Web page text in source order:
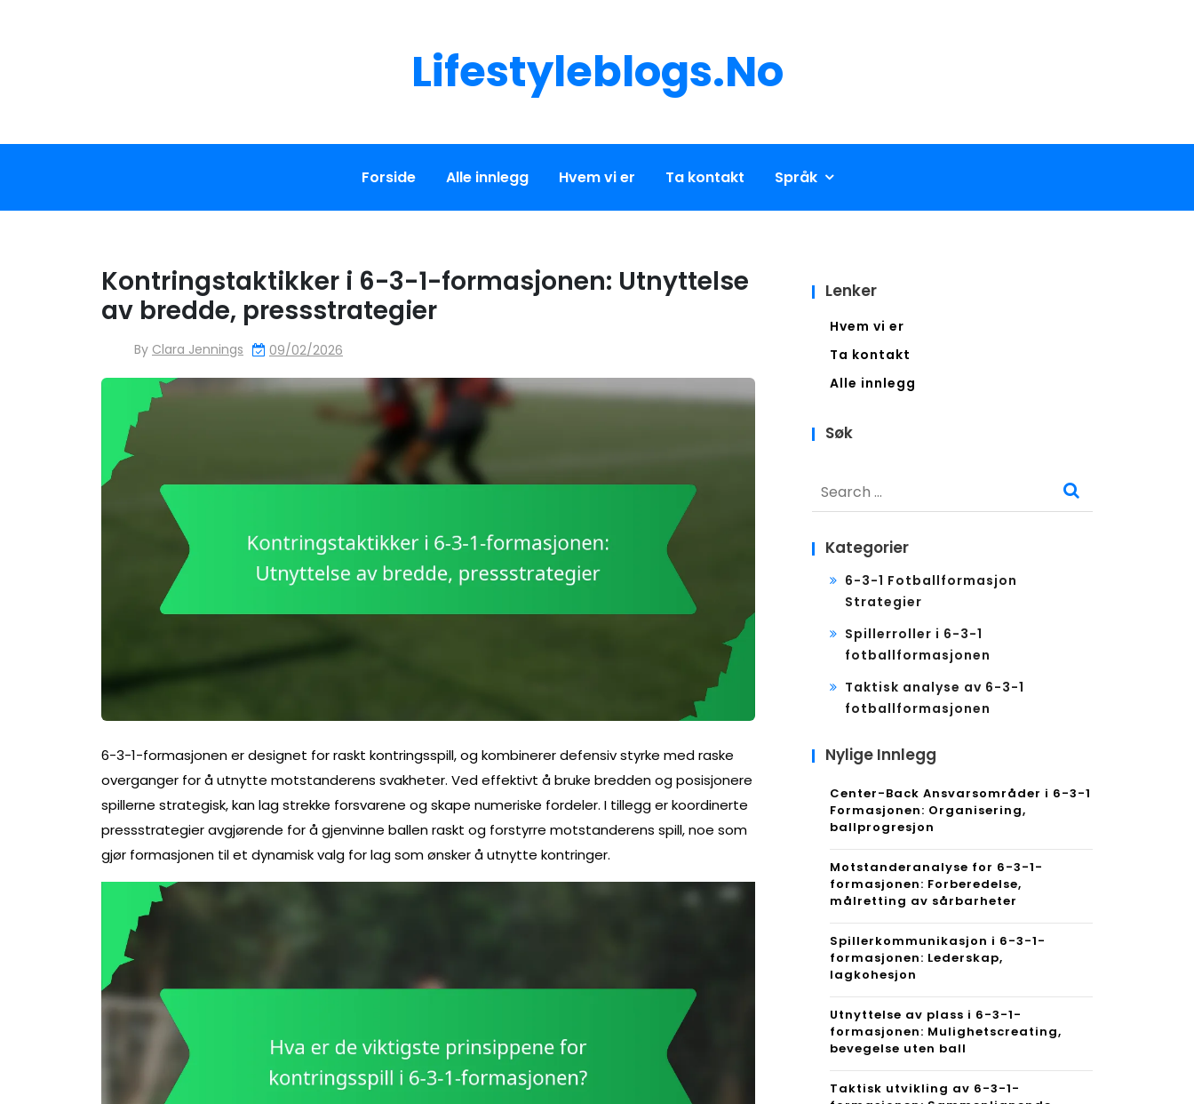
Lifestyleblogs.no
Forside Alle innlegg Hvem vi er Ta kontakt Språk
Kontringstaktikker i 6-3-1-formasjonen: Utnyttelse
av bredde, pressstrategier
By Clara Jennings 09/02/2026
6-3-1-formasjonen er designet for raskt kontringsspill, og kombinerer defensiv styrke med raske
overganger for å utnytte motstanderens svakheter. Ved effektivt å bruke bredden og posisjonere
spillerne strategisk, kan lag strekke forsvarene og skape numeriske fordeler. I tillegg er koordinerte
pressstrategier avgjørende for å gjenvinne ballen raskt og forstyrre motstanderens spill, noe som
gjør formasjonen til et dynamisk valg for lag som ønsker å utnytte kontringer.
Lenker
Hvem vi er
Ta kontakt
Alle innlegg
Søk
for:
Kategorier
6-3-1 Fotballformasjon
Strategier
Spillerroller i 6-3-1
fotballformasjonen
Taktisk analyse av 6-3-1
fotballformasjonen
Nylige Innlegg
Center-Back Ansvarsområder i 6-3-1
Formasjonen: Organisering,
ballprogresjon
Motstanderanalyse for 6-3-1-
formasjonen: Forberedelse,
målretting av sårbarheter
Spillerkommunikasjon i 6-3-1-
formasjonen: Lederskap,
lagkohesjon
Utnyttelse av plass i 6-3-1-
formasjonen: Mulighetscreating,
bevegelse uten ball
Taktisk utvikling av 6-3-1-